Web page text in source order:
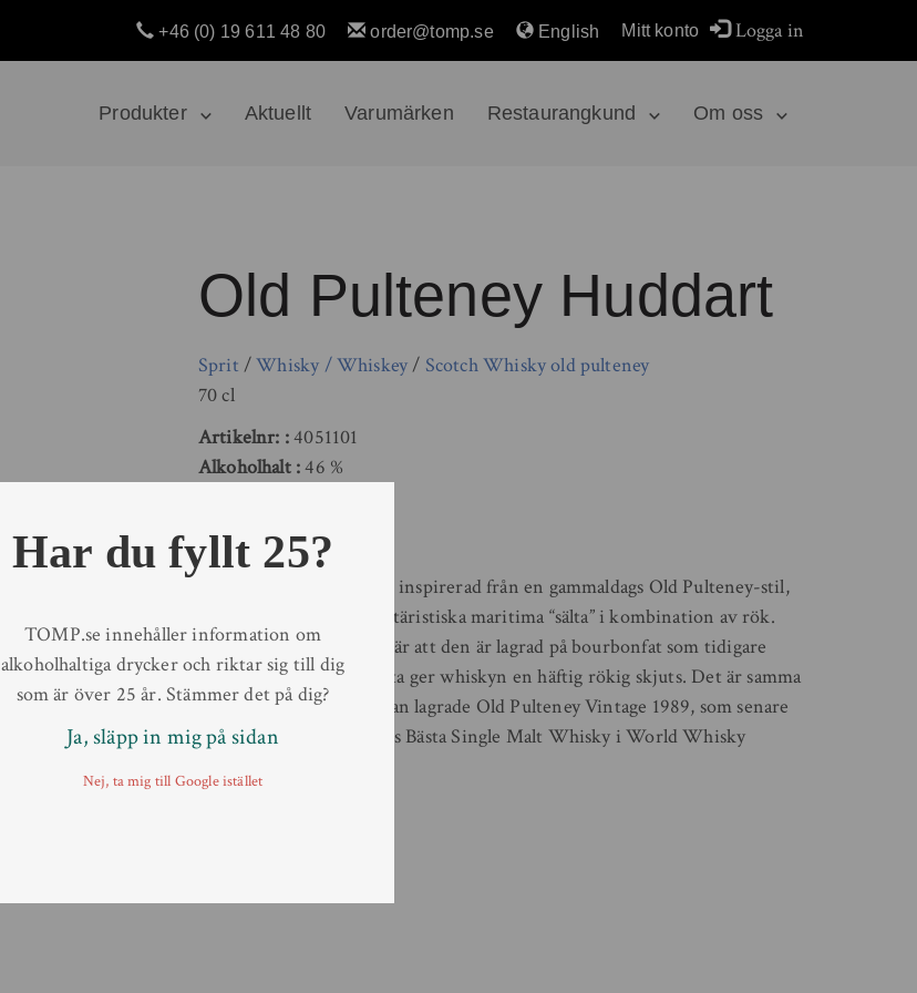
Produkter Aktuellt Varumärken Restaurangkund Om oss
+46 (0) 19 611 48 80 order@tomp.se English Mitt konto Logga in
Old Pulteney Huddart
Sprit /Whisky / Whiskey/ Scotch Whiskyold pulteney
70 cl
Artikelnr: 4051101
Alkoholhalt 46 %
Volym 70 cl
Old Pulteney Huddart är inspirerad från en gammaldags Old Pulteney-stil,
med en mix av sin karaktäristiska maritima “sälta” i kombination av rök.
Det unika med Huddart är att den är lagrad på bourbonfat som tidigare
lagrat rökig whisky. Detta ger whiskyn en häftig rökig skjuts. Det är samma
fatlagringsmetod som man lagrade Old Pulteney Vintage 1989, som senare
vann priset som Världens Bästa Single Malt Whisky i World Whisky
Har du fyllt 25?
TOMP.se innehåller information om
alkoholhaltiga drycker och riktar sig till dig
som är över 25 år. Stämmer det på dig?
Ja, släpp in mig på sidan
Nej, ta mig till Google istället